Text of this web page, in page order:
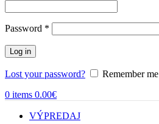
Password *
Log in
Lost your password?
Remember me
0 items 0.00€
VÝPREDAJ